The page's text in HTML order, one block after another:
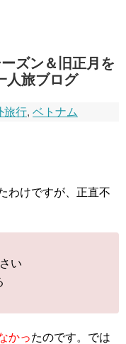
ズン＆旧正月を
人旅ブログ
旅行,ベトナム
わけですが、正直不
い
かったのです。では